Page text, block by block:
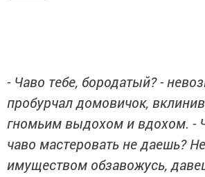
- Чаво тебе, бородатый? -
пробурчал домовичок,
гномьим выдохом и вдохом. -
чаво мастеровать не даешь?
имуществом обзавожусь,